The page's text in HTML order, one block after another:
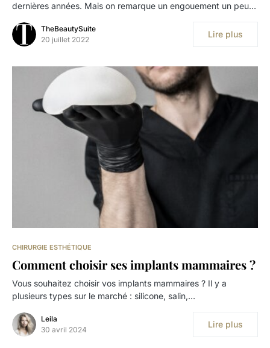
dernières années. Mais on remarque un engouement un peu…
TheBeautySuite
20 juillet 2022
Lire plus
CHIRURGIE ESTHÉTIQUE
Comment choisir ses implants mammaires ?
Vous souhaitez choisir vos implants mammaires ? Il y a
plusieurs types sur le marché : silicone, salin,…
Leila
30 avril 2024
Lire plus